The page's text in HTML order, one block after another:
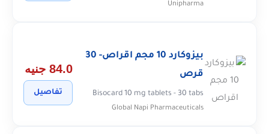
Unipharma
بيزوكارد 10 مجم اقراص- 30
قرص
Bisocard 10 mg tablets - 30 tabs
Global Napi Pharmaceuticals
84.0 جنيه
تفاصيل